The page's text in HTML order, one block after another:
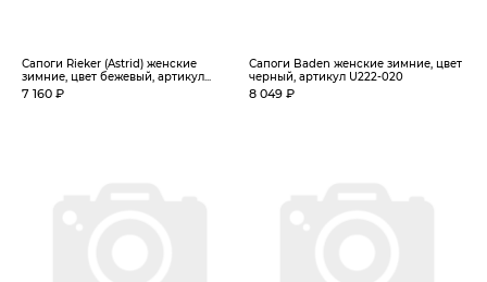
Сапоги Rieker (Astrid) женские
зимние, цвет бежевый, артикул...
7 160 ₽
Сапоги Baden женские зимние, цвет
черный, артикул U222-020
8 049 ₽